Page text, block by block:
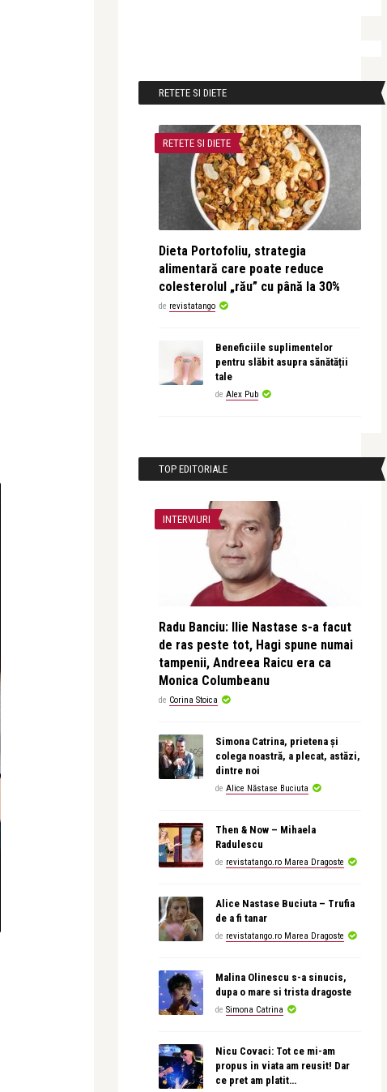
RETETE SI DIETE
RETETE SI DIETE
Dieta Portofoliu, strategia
alimentară care poate reduce
colesterolul „rău” cu până la 30%
de revistatango
Beneficiile suplimentelor
pentru slăbit asupra sănătății
tale
de Alex Pub
TOP EDITORIALE
INTERVIURI
Radu Banciu: Ilie Nastase s-a facut
de ras peste tot, Hagi spune numai
tampenii, Andreea Raicu era ca
Monica Columbeanu
de Corina Stoica
Simona Catrina, prietena și
colega noastră, a plecat, astăzi,
dintre noi
de Alice Năstase Buciuta
Then & Now – Mihaela
Radulescu
de revistatango.ro Marea Dragoste
Alice Nastase Buciuta – Trufia
de a fi tanar
de revistatango.ro Marea Dragoste
Malina Olinescu s-a sinucis,
dupa o mare si trista dragoste
de Simona Catrina
Nicu Covaci: Tot ce mi-am
propus in viata am reusit! Dar
ce pret am platit…